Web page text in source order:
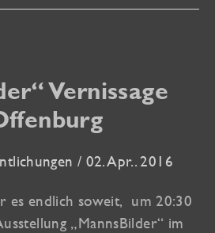
Vernissage
/ 02. Apr.. 2016
es endlich soweit, um 20:30
„MannsBilder“ im